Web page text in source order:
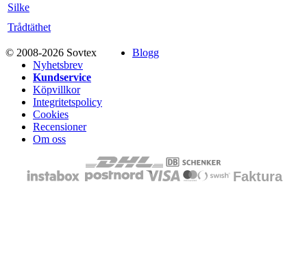
Silke
Trådtäthet
© 2008-2026 Sovtex
Blogg
Nyhetsbrev
Kundservice
Köpvillkor
Integritetspolicy
Cookies
Recensioner
Om oss